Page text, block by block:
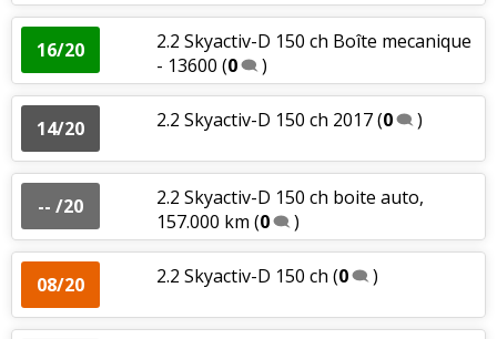
16/20
2.2 Skyactiv-D 150 ch Boîte mecanique
- 13600 (0 )
14/20 2.2 Skyactiv-D 150 ch 2017(0 )
-- /20
2.2 Skyactiv-D 150 ch boite auto,
157.000 km (0 )
08/20 2.2 Skyactiv-D 150 ch (0 )